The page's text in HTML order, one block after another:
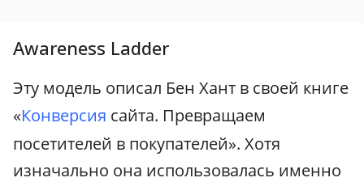
Awareness Ladder
Эту модель описал Бен Хант в своей книге
«Конверсия сайта. Превращаем
посетителей в покупателей». Хотя
изначально она использовалась именно